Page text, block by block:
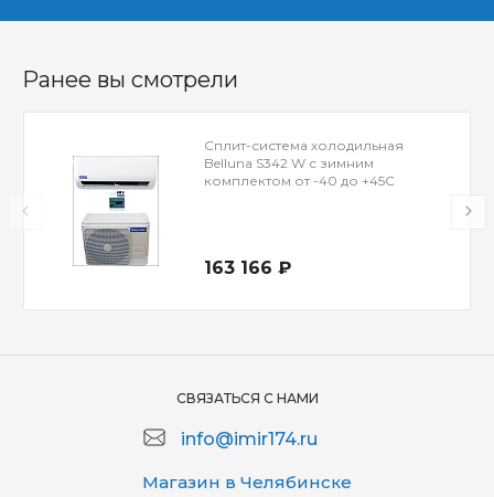
Ранее вы смотрели
Сплит-система холодильная
Belluna S342 W с зимним
комплектом от -40 до +45С
163 166 ₽
СВЯЗАТЬСЯ С НАМИ
info@imir174.ru
Магазин в Челябинске